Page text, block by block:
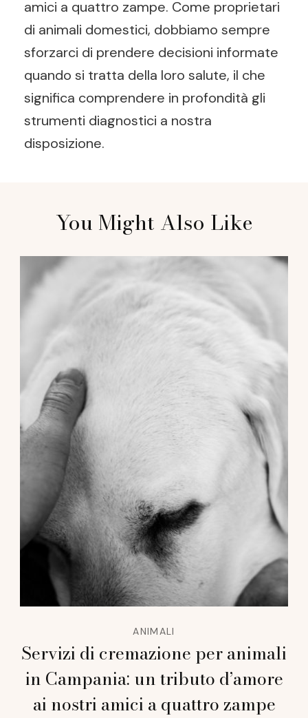
amici a quattro zampe. Come proprietari
di animali domestici, dobbiamo sempre
sforzarci di prendere decisioni informate
quando si tratta della loro salute, il che
significa comprendere in profondità gli
strumenti diagnostici a nostra
disposizione.
Navigation
You Might Also Like
ANIMALI
Servizi di cremazione per animali
in Campania: un tributo d’amore
ai nostri amici a quattro zampe